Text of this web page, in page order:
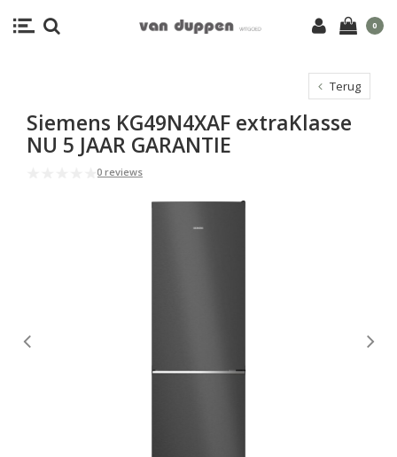
0
Terug
Siemens KG49N4XAF extraKlasse
NU 5 JAAR GARANTIE
0 reviews